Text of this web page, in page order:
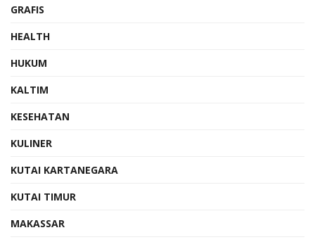
GRAFIS
HEALTH
HUKUM
KALTIM
KESEHATAN
KULINER
KUTAI KARTANEGARA
KUTAI TIMUR
MAKASSAR